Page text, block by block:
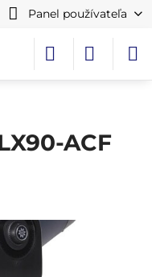
Panel používateľa
ACF